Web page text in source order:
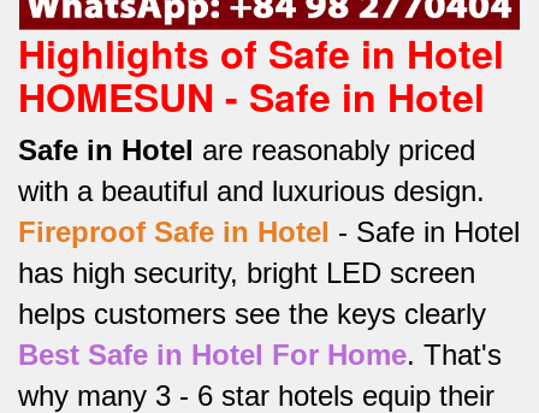
Highlights of Safe in Hotel
HOMESUN - Safe in Hotel
Safe in Hotel are reasonably priced
with a beautiful and luxurious design.
Fireproof Safe in Hotel - Safe in Hotel
has high security, bright LED screen
helps customers see the keys clearly
Best Safe in Hotel For Home. That's
why many 3 - 6 star hotels equip their